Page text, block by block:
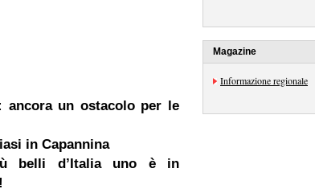
ancora un ostacolo per le
in Capannina
belli d’Italia uno è in
Magazine
Informazione regionale